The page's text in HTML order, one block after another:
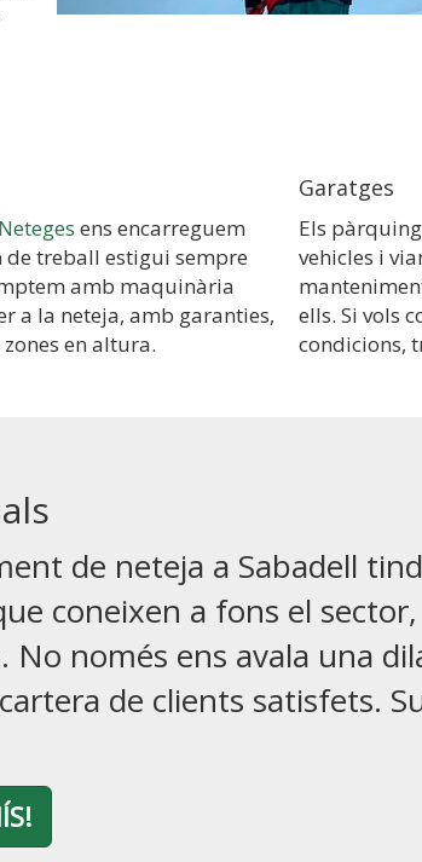
ens encarreguem
de treball estigui sempre
amb maquinària
a la neteja, amb garanties,
en altura.
Garatges
Els
vehicles i
ells. Si vols
condicions,
de neteja a Sabadell
coneixen a fons el
No només ens avala una
de clients satisfets.